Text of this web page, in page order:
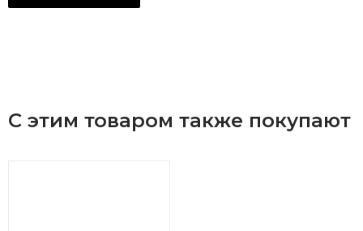
С этим товаром также покупают